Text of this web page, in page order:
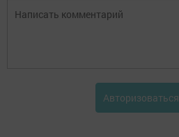
Авторизоваться